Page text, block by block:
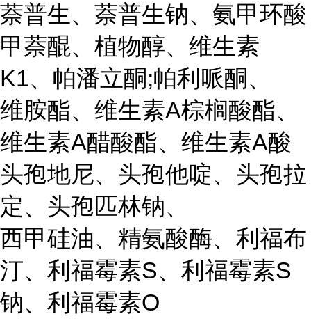
萘普生、萘普生钠、氨甲环酸
甲萘醌、植物醇、维生素
K1、帕潘立酮;帕利哌酮、
维胺酯、维生素A棕榈酸酯、
维生素A醋酸酯、维生素A酸
头孢地尼、头孢他啶、头孢拉
定、头孢匹林钠、
西甲硅油、精氨酸酶、利福布
汀、利福霉素S、利福霉素S
钠、利福霉素O